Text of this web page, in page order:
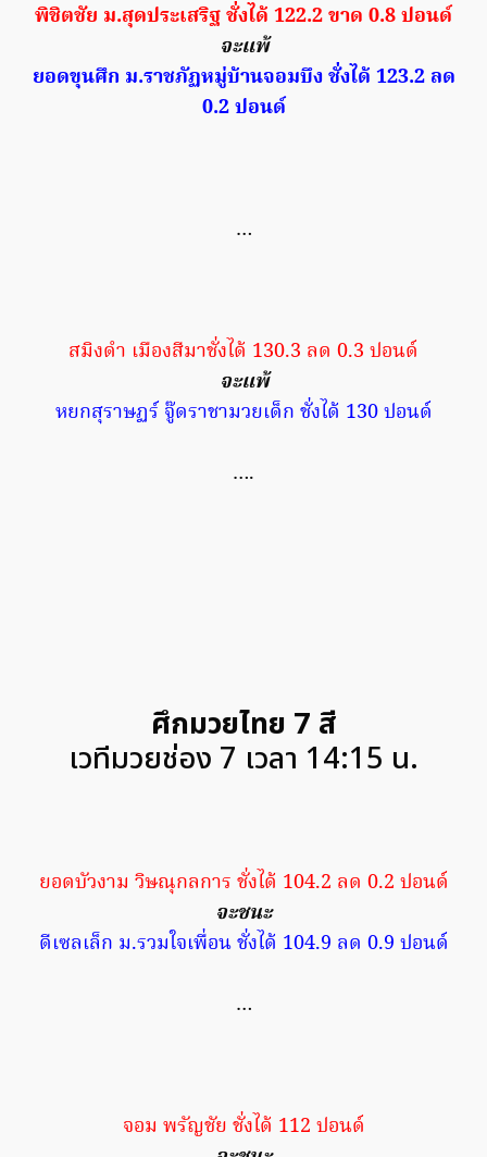
พิชิตชัย ม.สุดประเสริฐ ชั่งได้ 122.2 ขาด 0.8 ปอนด์
จะแพ้
ยอดขุนศึก ม.ราชภัฏหมู่บ้านจอมบึง ชั่งได้ 123.2 ลด
0.2 ปอนด์
…
สมิงดำ เมืองสีมาชั่งได้ 130.3 ลด 0.3 ปอนด์
จะแพ้
หยกสุราษฏร์ จู๊ดราชามวยเด็ก ชั่งได้ 130 ปอนด์
….
ศึกมวยไทย 7 สี
เวทีมวยช่อง 7 เวลา 14:15 น.
ยอดบัวงาม วิษณุกลการ ชั่งได้ 104.2 ลด 0.2 ปอนด์
จะชนะ
ดีเซลเล็ก ม.รวมใจเพื่อน ชั่งได้ 104.9 ลด 0.9 ปอนด์
…
จอม พรัญชัย ชั่งได้ 112 ปอนด์